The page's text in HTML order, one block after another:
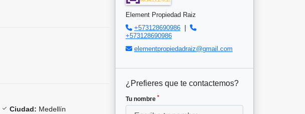
Ciudad: Medellín
Element Propiedad Raiz
+573128690986 |
+573128690986
elementpropiedadraiz@gmail.com
¿Prefieres que te contactemos?
Tu nombre *